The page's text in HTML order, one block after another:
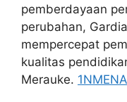
pemberdayaan
perubahan,
mempercepat
kualitas
Merauke.